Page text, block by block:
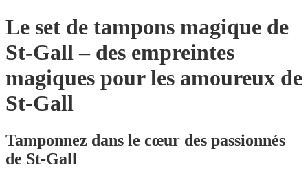
Le set de tampons magique de
St-Gall – des empreintes
magiques pour les amoureux de
St-Gall
Tamponnez dans le cœur des passionnés
de St-Gall